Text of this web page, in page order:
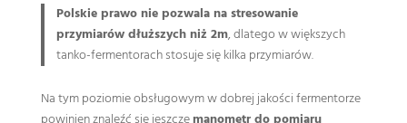
Polskie prawo nie pozwala na stresowanie
przymiarów dłuższych niż 2m, dlatego w większych
tanko-fermentorach stosuje się kilka przymiarów.
Na tym poziomie obsługowym w dobrej jakości fermentorze